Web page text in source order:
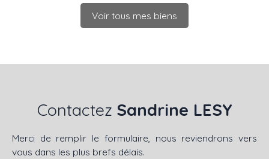
Voir tous mes biens
Contactez Sandrine LESY
Merci de remplir le formulaire, nous reviendrons vers
vous dans les plus brefs délais.